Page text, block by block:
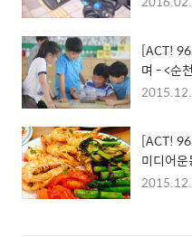
[ACT!
며 - <
[ACT!
미디어
‘체인지